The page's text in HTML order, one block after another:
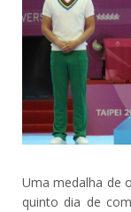
Uma medalha de
quinto dia de